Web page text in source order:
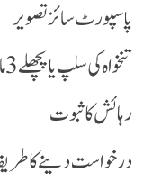
پاسپورٹ سائز تصویر
تنخواہ کی سلپ یا پچھلے 3 ماہ کی بینک اسٹیٹمنٹ
رہائش کا ثبوت
درخواست دینے کا